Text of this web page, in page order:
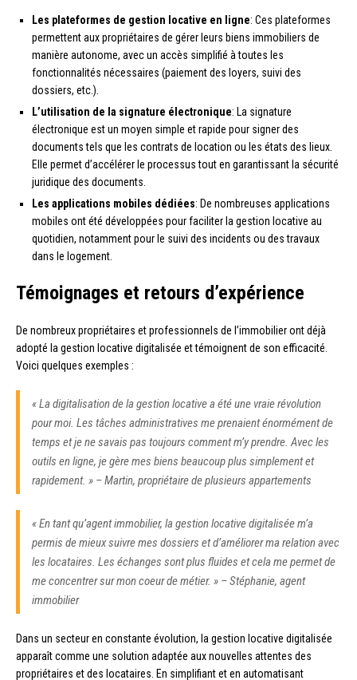
Les plateformes de gestion locative en ligne: Ces plateformes
permettent aux propriétaires de gérer leurs biens immobiliers de
manière autonome, avec un accès simplifié à toutes les
fonctionnalités nécessaires (paiement des loyers, suivi des
dossiers, etc.).
L’utilisation de la signature électronique: La signature
électronique est un moyen simple et rapide pour signer des
documents tels que les contrats de location ou les états des lieux.
Elle permet d’accélérer le processus tout en garantissant la sécurité
juridique des documents.
Les applications mobiles dédiées: De nombreuses applications
mobiles ont été développées pour faciliter la gestion locative au
quotidien, notamment pour le suivi des incidents ou des travaux
dans le logement.
Témoignages et retours d’expérience
De nombreux propriétaires et professionnels de l’immobilier ont déjà
adopté la gestion locative digitalisée et témoignent de son efficacité.
Voici quelques exemples :
« La digitalisation de la gestion locative a été une vraie révolution
pour moi. Les tâches administratives me prenaient énormément de
temps et je ne savais pas toujours comment m’y prendre. Avec les
outils en ligne, je gère mes biens beaucoup plus simplement et
rapidement. » – Martin, propriétaire de plusieurs appartements
« En tant qu’agent immobilier, la gestion locative digitalisée m’a
permis de mieux suivre mes dossiers et d’améliorer ma relation avec
les locataires. Les échanges sont plus fluides et cela me permet de
me concentrer sur mon coeur de métier. » – Stéphanie, agent
immobilier
Dans un secteur en constante évolution, la gestion locative digitalisée
apparaît comme une solution adaptée aux nouvelles attentes des
propriétaires et des locataires. En simplifiant et en automatisant